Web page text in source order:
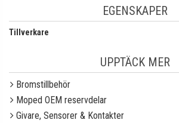
EGENSKAPER
Tillverkare
UPPTÄCK MER
Bromstillbehör
Moped OEM reservdelar
Givare, Sensorer & Kontakter